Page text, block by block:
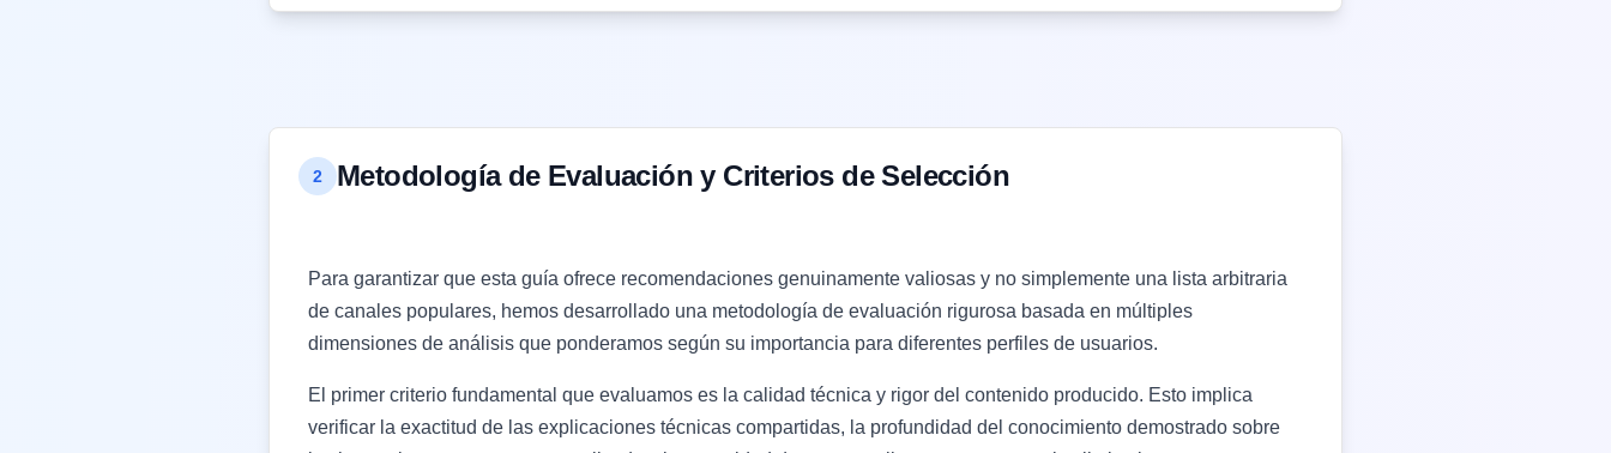
2 Metodología de Evaluación y Criterios de Selección
Para garantizar que esta guía ofrece recomendaciones genuinamente valiosas y no simplemente una lista arbitraria
de canales populares, hemos desarrollado una metodología de evaluación rigurosa basada en múltiples
dimensiones de análisis que ponderamos según su importancia para diferentes perfiles de usuarios.
El primer criterio fundamental que evaluamos es la calidad técnica y rigor del contenido producido. Esto implica
verificar la exactitud de las explicaciones técnicas compartidas, la profundidad del conocimiento demostrado sobre